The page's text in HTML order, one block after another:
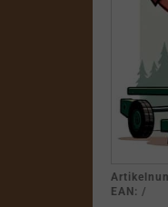
EAN: /